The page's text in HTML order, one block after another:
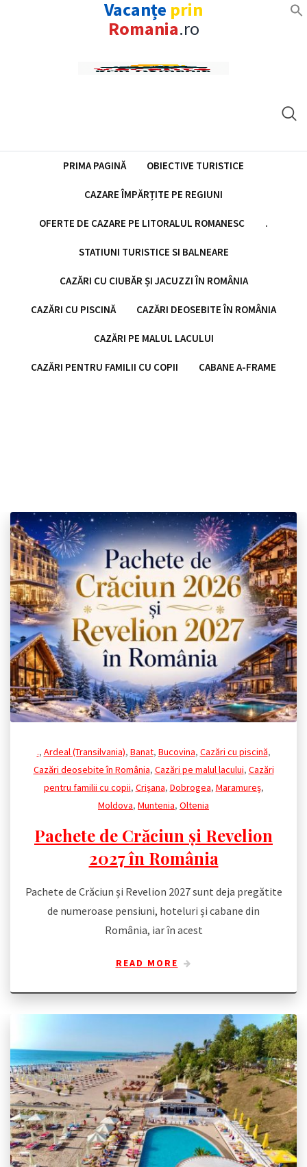
Vacanțe prin
Romania.ro
PRIMA PAGINĂ OBIECTIVE TURISTICE
CAZARE ÎMPĂRȚITE PE REGIUNI
OFERTE DE CAZARE PE LITORALUL ROMANESC .
STATIUNI TURISTICE SI BALNEARE
CAZĂRI CU CIUBĂR ȘI JACUZZI ÎN ROMÂNIA
CAZĂRI CU PISCINĂ CAZĂRI DEOSEBITE ÎN ROMÂNIA
CAZĂRI PE MALUL LACULUI
CAZĂRI PENTRU FAMILII CU COPII CABANE A-FRAME
., Ardeal (Transilvania), Banat, Bucovina, Cazări cu piscină,
Cazări deosebite în România, Cazări pe malul lacului, Cazări
pentru familii cu copii, Crișana, Dobrogea, Maramureș,
Moldova, Muntenia, Oltenia
Pachete de Crăciun și Revelion
2027 în România
Pachete de Crăciun și Revelion 2027 sunt deja pregătite
de numeroase pensiuni, hoteluri și cabane din
România, iar în acest
READ MORE